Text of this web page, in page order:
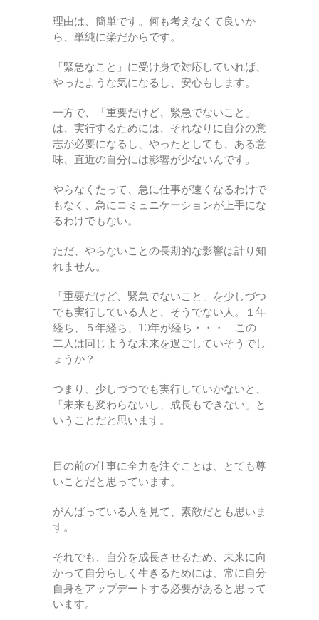
理由は、簡単です。何も考えなくて良いか
ら、単純に楽だからです。
「緊急なこと」に受け身で対応していれば、
やったような気になるし、安心もします。
一方で、「重要だけど、緊急でないこと」
は、実行するためには、それなりに自分の意
志が必要になるし、やったとしても、ある意
味、直近の自分には影響が少ないんです。
やらなくたって、急に仕事が速くなるわけで
もなく、急にコミュニケーションが上手にな
るわけでもない。
ただ、やらないことの長期的な影響は計り知
れません。
「重要だけど、緊急でないこと」を少しづつ
でも実行している人と、そうでない人。１年
経ち、５年経ち、10年が経ち・・・ この
二人は同じような未来を過ごしていそうでし
ょうか？
つまり、少しづつでも実行していかないと、
「未来も変わらないし、成長もできない」と
いうことだと思います。
目の前の仕事に全力を注ぐことは、とても尊
いことだと思っています。
がんばっている人を見て、素敵だとも思いま
す。
それでも、自分を成長させるため、未来に向
かって自分らしく生きるためには、常に自分
自身をアップデートする必要があると思って
います。